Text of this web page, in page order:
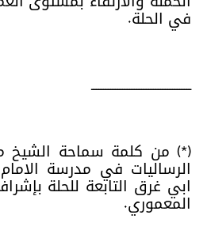
في الحلة.
ــــــــــــــــــــــــــــــــــــــــــ
(*) من كلمة سماحة الشيخ
الرساليات في مدرسة
ابي غرق التابعة للحلة
المعموري.